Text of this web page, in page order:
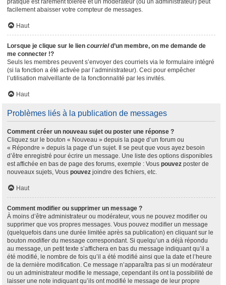
pratique est rarement tolérée et un modérateur (ou un administrateur) peut
facilement abaisser votre compteur de messages.
Haut
Lorsque je clique sur le lien courrield’un membre, on me demande de
me connecter !?
Seuls les membres peuvent s’envoyer des courriels via le formulaire intégré
(si la fonction a été activée par l’administrateur). Ceci pour empêcher
l’utilisation malveillante de la fonctionnalité par les invités.
Haut
Problèmes liés à la publication de messages
Comment créer un nouveau sujet ou poster une réponse ?
Cliquez sur le bouton « Nouveau » depuis la page d’un forum ou
« Répondre » depuis la page d’un sujet. Il se peut que vous ayez besoin
d’être enregistré pour écrire un message. Une liste des options disponibles
est affichée en bas de page des forums, exemple : Vous pouvez poster de
nouveaux sujets, Vous pouvez joindre des fichiers, etc.
Haut
Comment modifier ou supprimer un message ?
À moins d’être administrateur ou modérateur, vous ne pouvez modifier ou
supprimer que vos propres messages. Vous pouvez modifier un message
(quelquefois dans une durée limitée après sa publication) en cliquant sur le
bouton modifierdu message correspondant. Si quelqu’un a déjà répondu
au message, un petit texte s’affichera en bas du message indiquant qu’il a
été modifié, le nombre de fois qu’il a été modifié ainsi que la date et l’heure
de la dernière modification. Ce message n’apparaîtra pas si un modérateur
ou un administrateur modifie le message, cependant ils ont la possibilité de
laisser une note indiquant qu’ils ont modifié le message de leur propre